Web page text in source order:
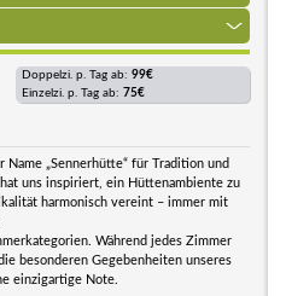
Doppelzi. p. Tag ab: 99€
Einzelzi. p. Tag ab: 75€
„Sennerhütte“ für Tradition und
uns inspiriert, ein Hüttenambiente zu
harmonisch vereint – immer mit
Während jedes Zimmer
besonderen Gegebenheiten unseres
einzigartige Note.